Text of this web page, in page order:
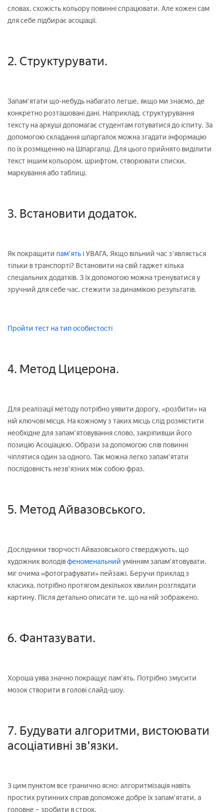
словах, схожість кольору повинні спрацювати. Але кожен сам
для себе підбирає асоціації.
2. Структурувати.
Запам'ятати що-небудь набагато легше, якщо ми знаємо, де
конкретно розташовані дані. Наприклад, структурування
тексту на аркуші допомагає студентам готуватися до іспиту. За
допомогою складання шпаргалок можна згадати інформацію
по їх розміщенню на Шпаргалці. Для цього прийнято виділити
текст іншим кольором, шрифтом, створювати списки,
маркування або таблиці.
3. Встановити додаток.
Як покращити пам'ять і УВАГА, Якщо вільний час з'являється
тільки в транспорті? Встановити на свій гаджет кілька
спеціальних додатків. З їх допомогою можна тренуватися у
зручний для себе час, стежити за динамікою результатів.
Пройти тест на тип особистості
4. Метод Цицерона.
Для реалізації методу потрібно уявити дорогу, «розбити» на
ній ключові місця. На кожному з таких місць слід розмістити
необхідне для запам'ятовування слово, закріпивши його
позицію Асоціацією. Образи за допомогою слів повинні
чіплятися один за одного. Так можна легко запам'ятати
послідовність незв'язних між собою фраз.
5. Метод Айвазовського.
Дослідники творчості Айвазовського стверджують, що
художник володівфеноменальний умінням запам'ятовувати,
міг очима «фотографувати» пейзажі. Беручи приклад з
класика, потрібно протягом декількох хвилин розглядати
картину. Після детально описати те, що на ній зображено.
6. Фантазувати.
Хороша уява значно покращує пам'ять. Потрібно змусити
мозок створити в голові слайд-шоу.
7. Будувати алгоритми, вистоювати
асоціативні зв'язки.
З цим пунктом все гранично ясно: алгоритмізація навіть
простих рутинних справ допоможе добре їх запам'ятати, а
головне – зробити в строк.